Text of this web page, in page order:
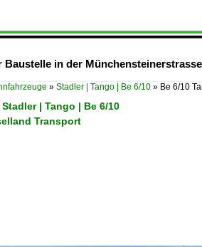
Baustelle in der
» Stadler | Tango | Be 6/10 » Be 6/10
| Tango | Be 6/10
Transport